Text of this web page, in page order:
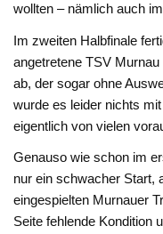
wollten – nämlich auch
Im zweiten Halbfinale
angetretene TSV
ab, der sogar ohne
wurde es leider nichts
eigentlich von vielen
Genauso wie schon im
nur ein schwacher Start,
eingespielten Murnauer
Seite fehlende Kondition